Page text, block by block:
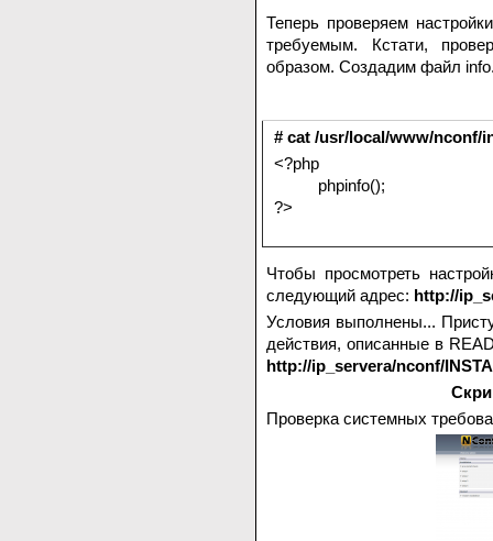
Теперь проверяем
требуемым. Кстати,
образом. Создадим файл
# cat /usr/local/www/nconf/
<?php
phpinfo();
?>
Чтобы просмотреть
следующий адрес: http://
Условия выполнены...
действия, описанные в
http://ip_servera/nconf/
Проверка системных